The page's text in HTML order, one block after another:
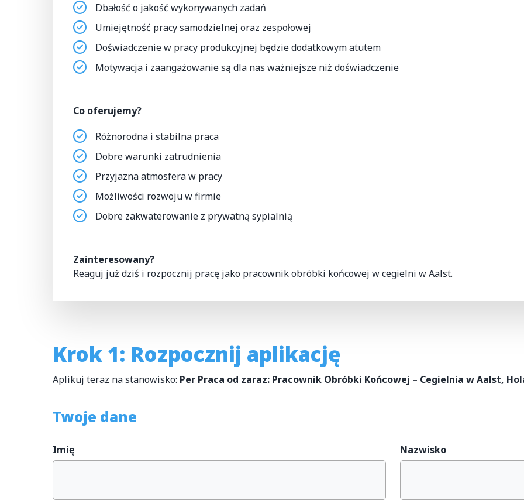
Dbałość o jakość wykonywanych zadań
Umiejętność pracy samodzielnej oraz zespołowej
Doświadczenie w pracy produkcyjnej będzie dodatkowym atutem
Motywacja i zaangażowanie są dla nas ważniejsze niż doświadczenie
Co oferujemy?
Różnorodna i stabilna praca
Dobre warunki zatrudnienia
Przyjazna atmosfera w pracy
Możliwości rozwoju w firmie
Dobre zakwaterowanie z prywatną sypialnią
Zainteresowany?
Reaguj już dziś i rozpocznij pracę jako pracownik obróbki końcowej w cegielni w Aalst.
Krok 1: Rozpocznij aplikację
Aplikuj teraz na stanowisko: Per Praca od zaraz: Pracownik Obróbki Końcowej – Cegielnia w Aalst,
Twoje dane
Imię Nazwisko